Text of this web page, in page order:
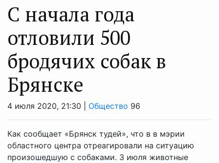
С начала года
отловили 500
бродячих собак в
Брянске
4 июля 2020, 21:30 | Общество 96
Как сообщает «Брянск тудей», что в в мэрии
областного центра отреагировали на ситуацию
произошедшую с собаками. 3 июля животные